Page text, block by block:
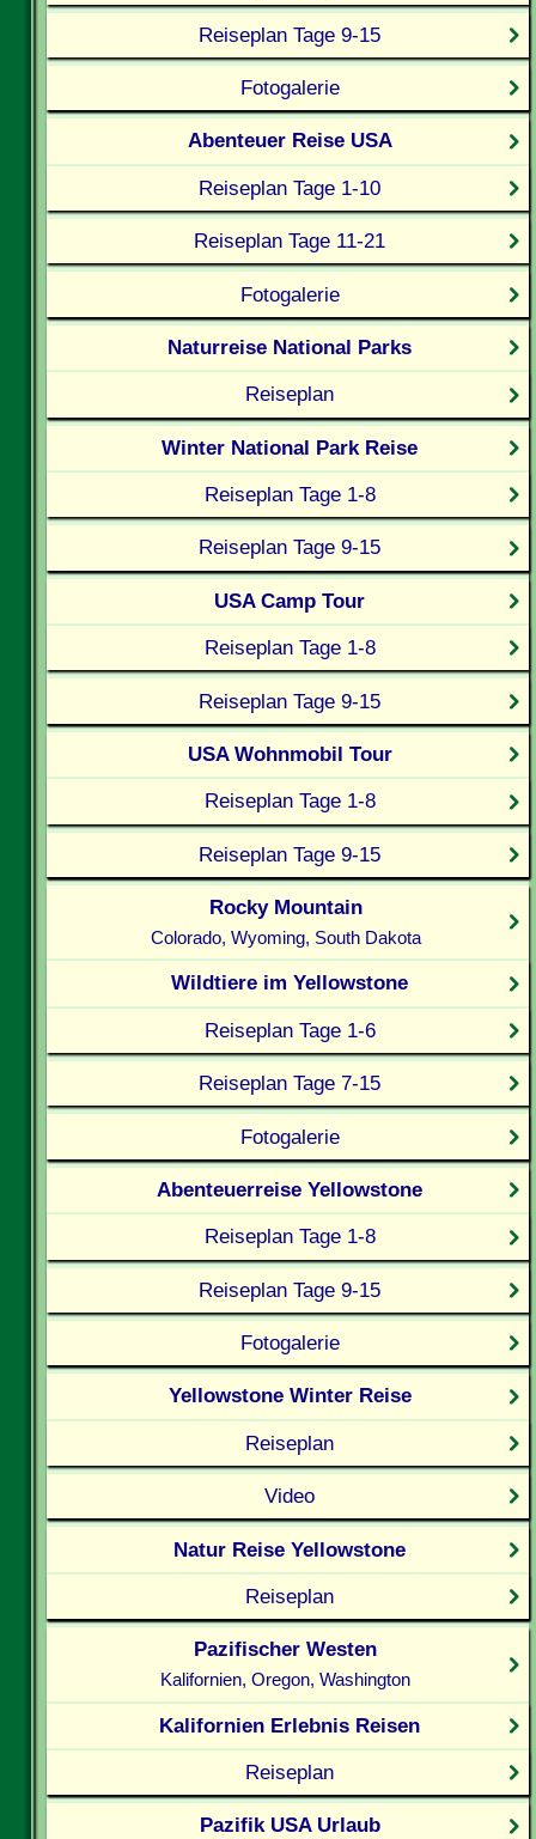
Reiseplan Tage 9-15
Fotogalerie
Abenteuer Reise USA
Reiseplan Tage 1-10
Reiseplan Tage 11-21
Fotogalerie
Naturreise National Parks
Reiseplan
Winter National Park Reise
Reiseplan Tage 1-8
Reiseplan Tage 9-15
USA Camp Tour
Reiseplan Tage 1-8
Reiseplan Tage 9-15
USA Wohnmobil Tour
Reiseplan Tage 1-8
Reiseplan Tage 9-15
Rocky Mountain
Colorado, Wyoming, South Dakota
Wildtiere im Yellowstone
Reiseplan Tage 1-6
Reiseplan Tage 7-15
Fotogalerie
Abenteuerreise Yellowstone
Reiseplan Tage 1-8
Reiseplan Tage 9-15
Fotogalerie
Yellowstone Winter Reise
Reiseplan
Video
Natur Reise Yellowstone
Reiseplan
Pazifischer Westen
Kalifornien, Oregon, Washington
Kalifornien Erlebnis Reisen
Reiseplan
Pazifik USA Urlaub